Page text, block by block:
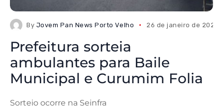
By Jovem Pan News Porto Velho 26 de janeiro de 2026
Prefeitura sorteia
ambulantes para Baile
Municipal e Curumim Folia
Sorteio ocorre na Seinfra